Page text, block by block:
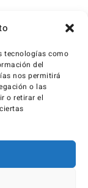
tecnologías como
del
nos permitirá
o las
o retirar el